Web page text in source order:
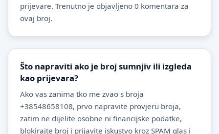
prijevare. Trenutno je objavljeno 0 komentara za
ovaj broj.
Što napraviti ako je broj sumnjiv ili izgleda
kao prijevara?
Ako vas zanima tko me zvao s broja
+38548658108, prvo napravite provjeru broja,
zatim ne dijelite osobne ni financijske podatke,
blokirajte broj i prijavite iskustvo kroz SPAM glas i